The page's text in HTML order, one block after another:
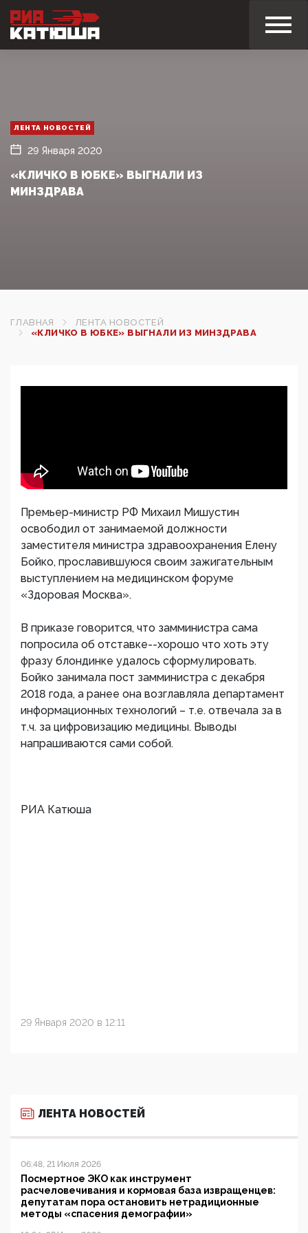
ЛЕНТА НОВОСТЕЙ
29 Января 2020
«КЛИЧКО В ЮБКЕ» ВЫГНАЛИ ИЗ
МИНЗДРАВА
ГЛАВНАЯ
ЛЕНТА НОВОСТЕЙ
«КЛИЧКО В ЮБКЕ» ВЫГНАЛИ ИЗ МИНЗДРАВА
Премьер-министр РФ Михаил Мишустин
освободил от занимаемой должности
заместителя министра здравоохранения Елену
Бойко, прославившуюся своим зажигательным
выступлением на медицинском форуме
«Здоровая Москва».
В приказе говорится, что замминистра сама
попросила об отставке--хорошо что хоть эту
фразу блондинке удалось сформулировать.
Бойко занимала пост замминистра с декабря
2018 года, а ранее она возглавляла департамент
информационных технологий – т.е. отвечала за в
т.ч. за цифровизацию медицины. Выводы
напрашиваются сами собой.
РИА Катюша
29 Января 2020 в 12:11
ЛЕНТА НОВОСТЕЙ
06:48, 21 Июля 2026
Посмертное ЭКО как инструмент
расчеловечивания и кормовая база извращенцев:
депутатам пора остановить нетрадиционные
методы «спасения демографии»